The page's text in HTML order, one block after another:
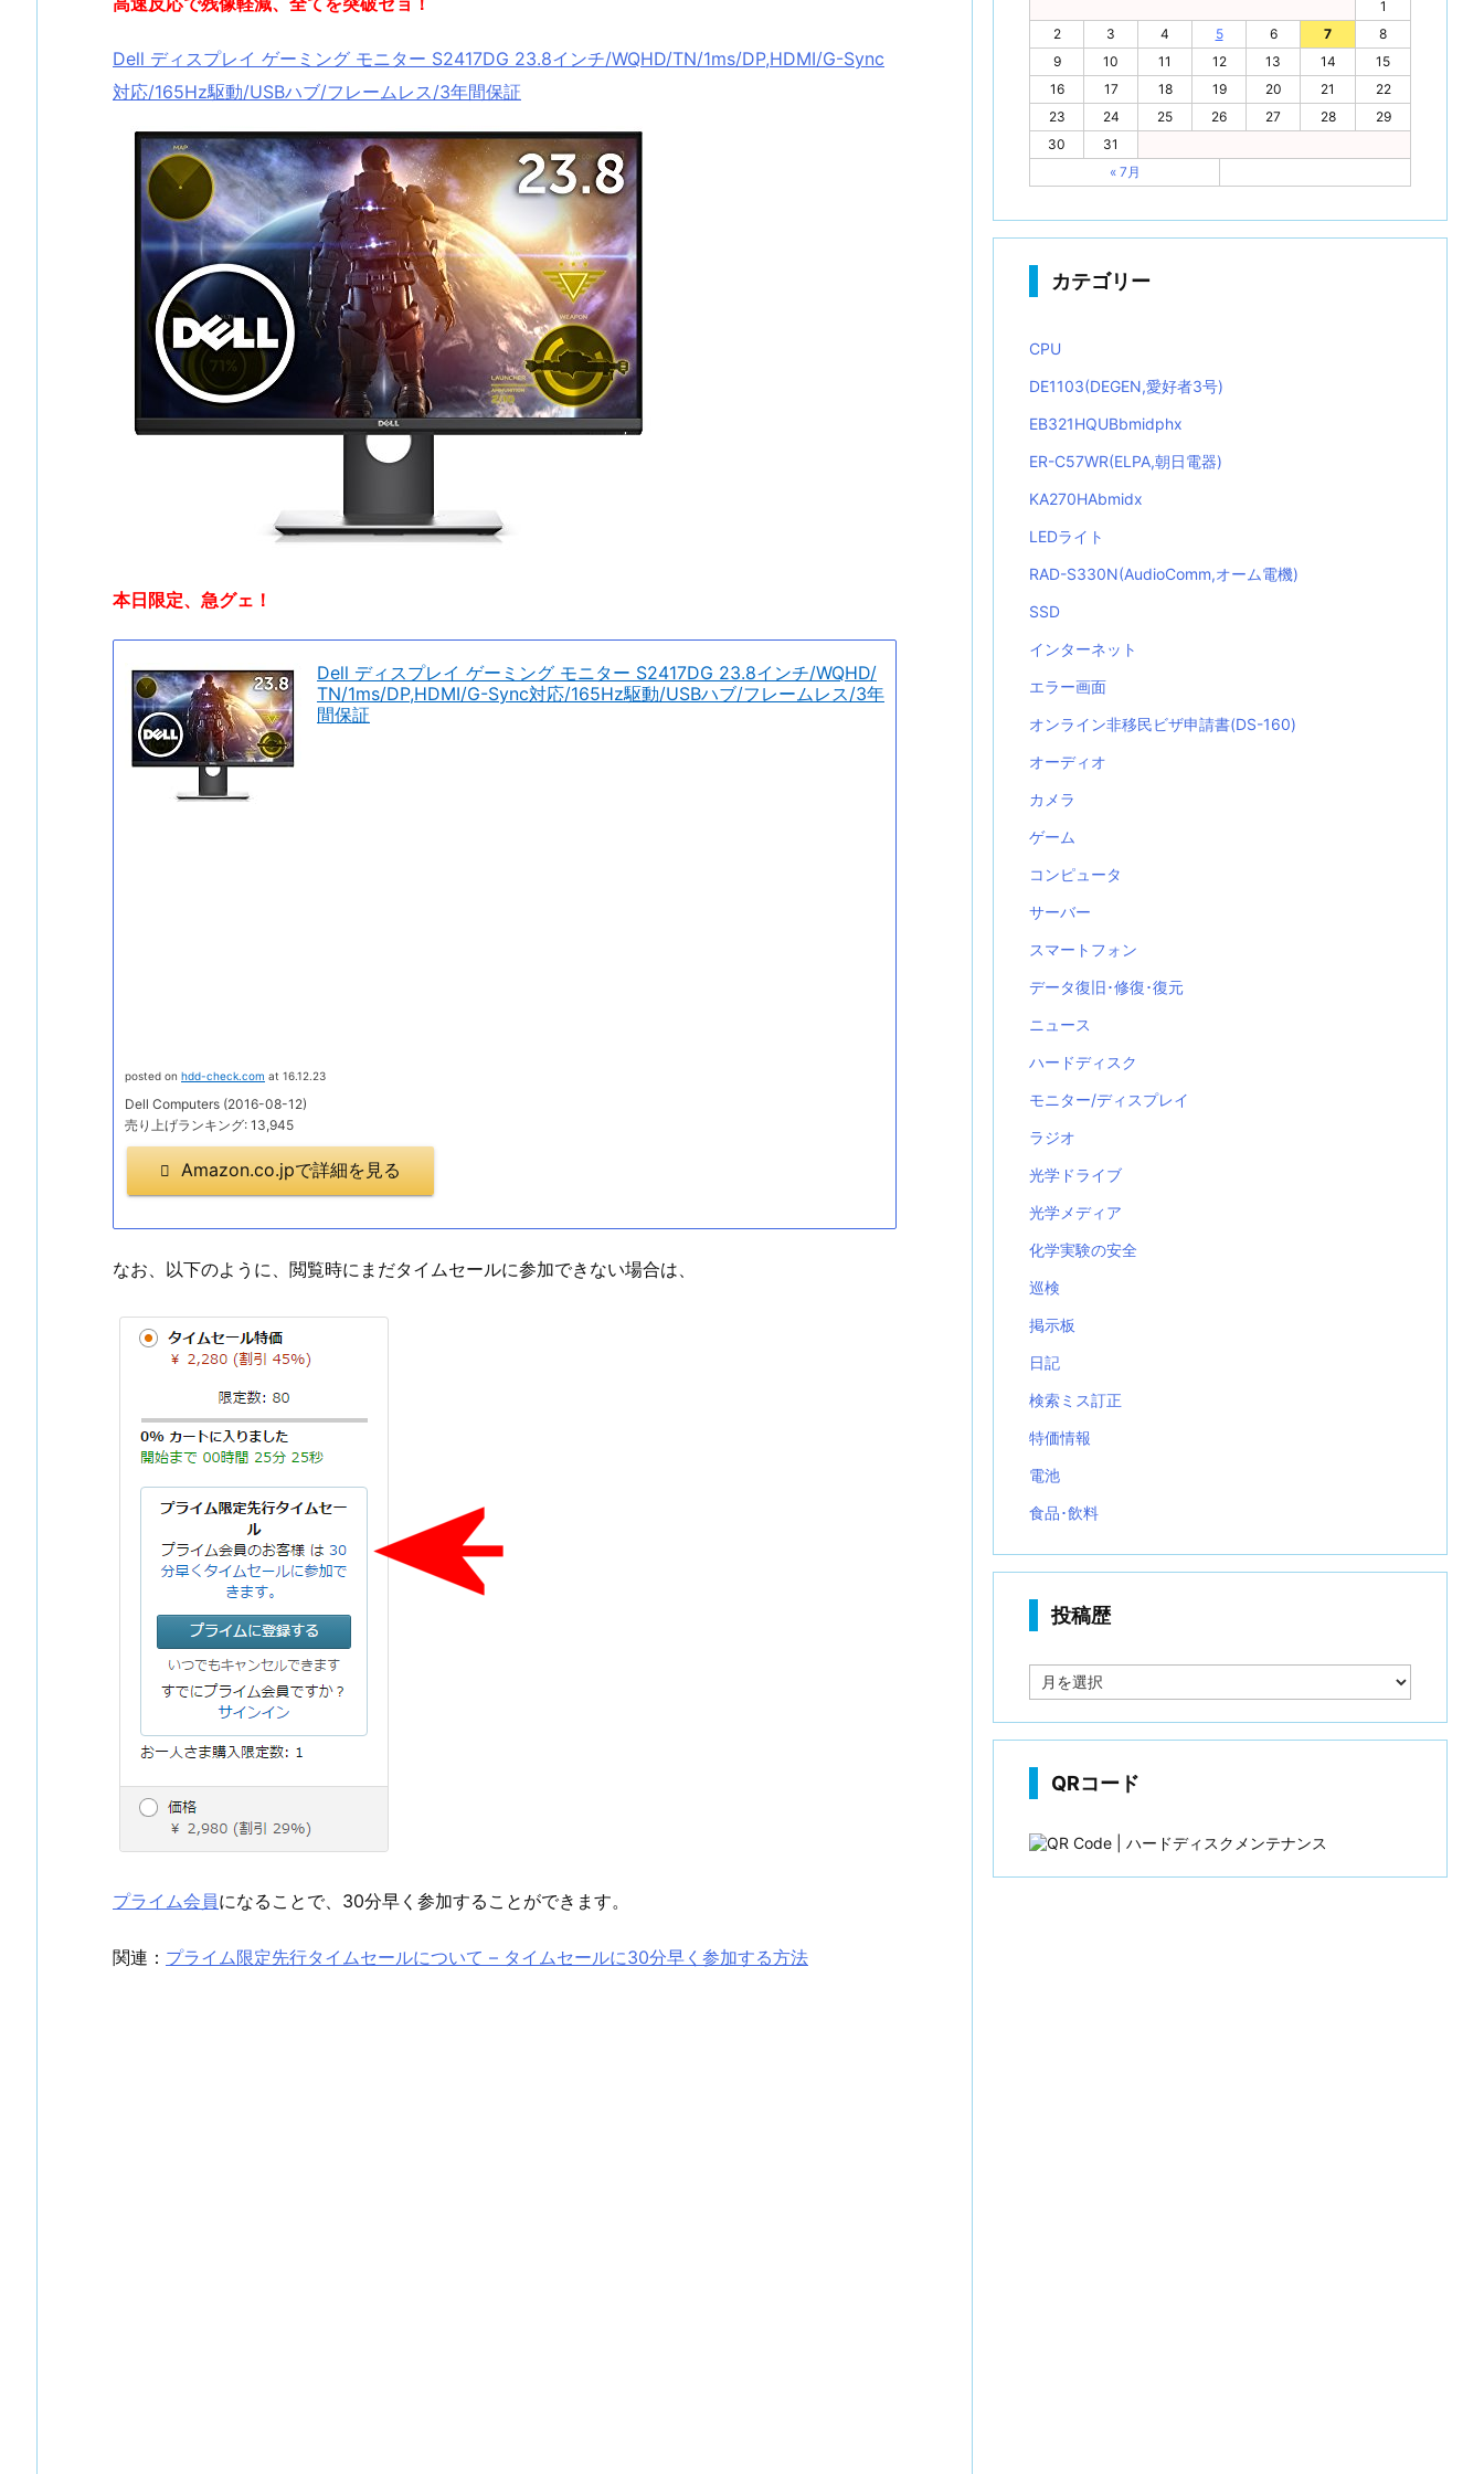
Dell ディスプレイ ゲーミング モニター S2417DG 23.8インチ/WQHD/TN/1ms/DP,HDMI/G-Sync
対応/165Hz駆動/USBハブ/フレームレス/3年間保証
本日限定、急グェ！
Dell ディスプレイ ゲーミング モニター S2417DG 23.8インチ/WQHD/
TN/1ms/DP,HDMI/G-Sync対応/165Hz駆動/USBハブ/フレームレス/3年
間保証
posted on hdd-check.com at 16.12.23
Dell Computers (2016-08-12)
売り上げランキング: 13,945
Amazon.co.jpで詳細を見る
なお、以下のように、閲覧時にまだタイムセールに参加できない場合は、
プライム会員になることで、30分早く参加することができます。
関連： プライム限定先行タイムセールについて – タイムセールに30分早く参加する方法
1
2
3 4 5 6 7
8
9
10 11 12 13 14
15
16
17 18 19 20 21
22
23
24 25 26 27 28
29
30
31
« 7月
カテゴリー
CPU
DE1103(DEGEN,愛好者3号)
EB321HQUBbmidphx
ER-C57WR(ELPA,朝日電器)
KA270HAbmidx
LEDライト
RAD-S330N(AudioComm,オーム電機)
SSD
インターネット
エラー画面
オンライン非移民ビザ申請書(DS-160)
オーディオ
カメラ
ゲーム
コンピュータ
サーバー
スマートフォン
データ復旧･修復･復元
ニュース
ハードディスク
モニター/ディスプレイ
ラジオ
光学ドライブ
光学メディア
化学実験の安全
巡検
掲示板
日記
検索ミス訂正
特価情報
電池
食品･飲料
投稿歴
稿
QRコード